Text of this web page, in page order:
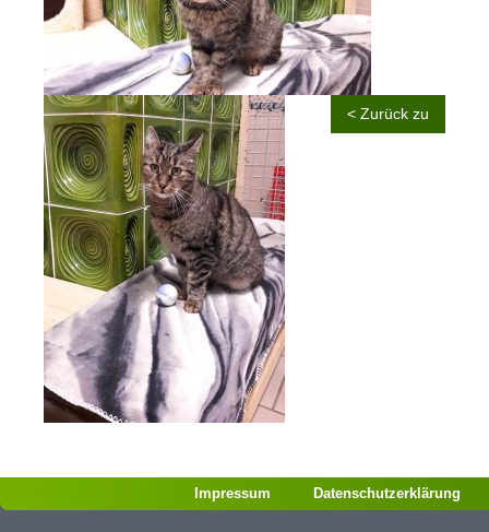
< Zurück zu
Impressum Datenschutzerklärung